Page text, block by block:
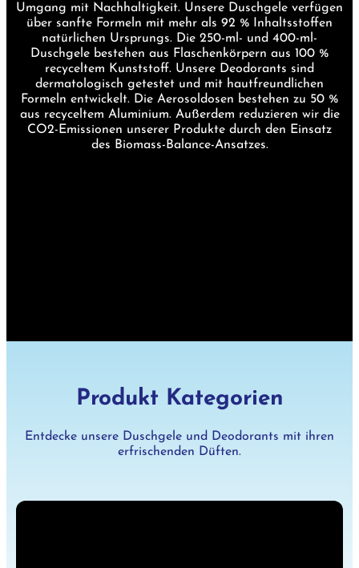
Umgang mit Nachhaltigkeit. Unsere Duschgele verfügen
über sanfte Formeln mit mehr als 92 % Inhaltsstoffen
natürlichen Ursprungs. Die 250-ml- und 400-ml-
Duschgele bestehen aus Flaschenkörpern aus 100 %
recyceltem Kunststoff. Unsere Deodorants sind
dermatologisch getestet und mit hautfreundlichen
Formeln entwickelt. Die Aerosoldosen bestehen zu 50 %
aus recyceltem Aluminium. Außerdem reduzieren wir die
CO2-Emissionen unserer Produkte durch den Einsatz
des Biomass-Balance-Ansatzes.
Produkt Kategorien
Entdecke unsere Duschgele und Deodorants mit ihren
erfrischenden Düften.